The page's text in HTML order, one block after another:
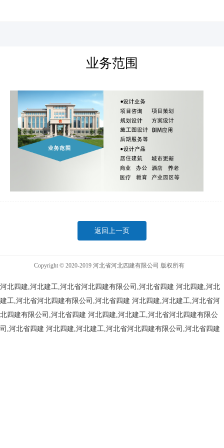
业务范围
返回上一页
Copyright © 2020-2019 河北省河北四建有限公司 版权所有
河北四建,河北建工,河北省河北四建有限公司,河北省四建 河北四建,河北
建工,河北省河北四建有限公司,河北省四建 河北四建,河北建工,河北省河
北四建有限公司,河北省四建 河北四建,河北建工,河北省河北四建有限公
司,河北省四建 河北四建,河北建工,河北省河北四建有限公司,河北省四建